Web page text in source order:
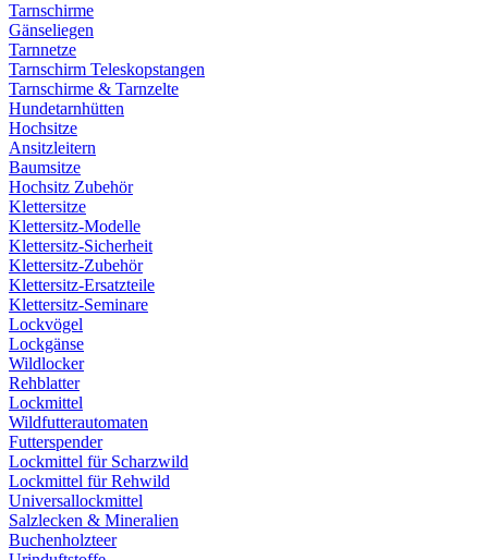
Tarnschirme
Gänseliegen
Tarnnetze
Tarnschirm Teleskopstangen
Tarnschirme & Tarnzelte
Hundetarnhütten
Hochsitze
Ansitzleitern
Baumsitze
Hochsitz Zubehör
Klettersitze
Klettersitz-Modelle
Klettersitz-Sicherheit
Klettersitz-Zubehör
Klettersitz-Ersatzteile
Klettersitz-Seminare
Lockvögel
Lockgänse
Wildlocker
Rehblatter
Lockmittel
Wildfutterautomaten
Futterspender
Lockmittel für Scharzwild
Lockmittel für Rehwild
Universallockmittel
Salzlecken & Mineralien
Buchenholzteer